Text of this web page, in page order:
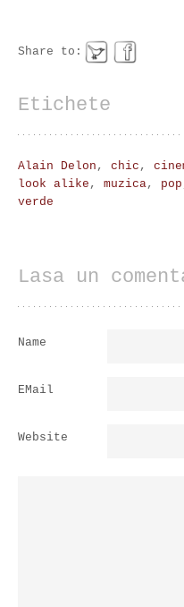
Share to:
Etichete
Alain Delon , chic ,
look alike , muzica, pop
verde
Lasa un
Name
EMail
Website